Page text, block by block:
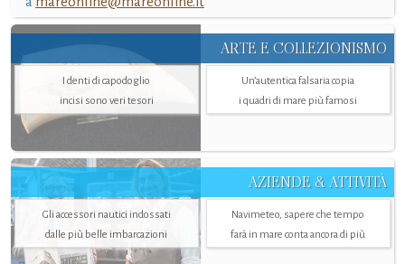
ARTE E COLLEZIONISMO
I denti di capodoglio
incisi sono veri tesori
Un’autentica falsaria copia
i quadri di mare più famosi
AZIENDE & ATTIVITÀ
Gli accessori nautici indossati
dalle più belle imbarcazioni
Navimeteo, sapere che tempo
farà in mare conta ancora di più